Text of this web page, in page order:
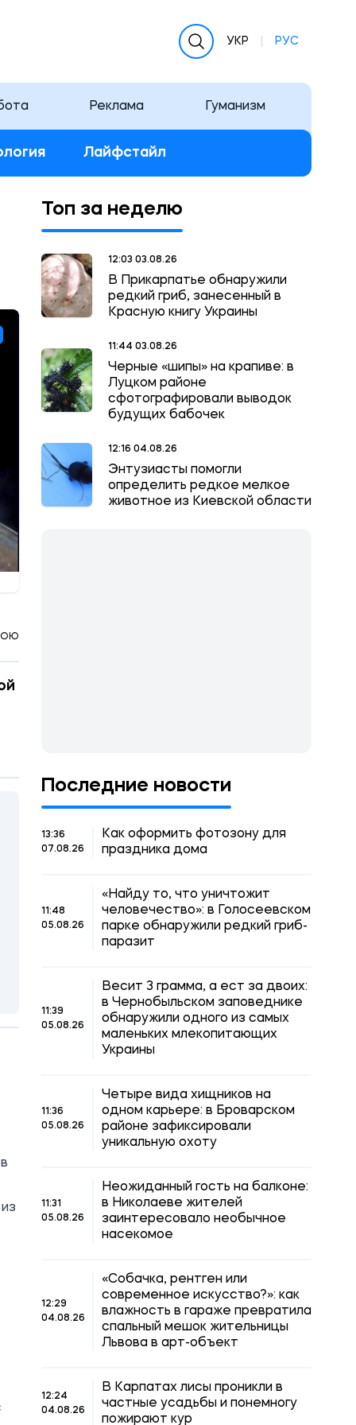
УКР РУС
Реклама Гуманизм
Лайфстайл
Топ за неделю
12:03 03.08.26
В Прикарпатье обнаружили
редкий гриб, занесенный в
Красную книгу Украины
11:44 03.08.26
Черные «шипы» на крапиве: в
Луцком районе
сфотографировали выводок
будущих бабочек
12:16 04.08.26
Энтузиасты помогли
определить редкое мелкое
животное из Киевской области
Последние новости
13:36
07.08.26
Как оформить фотозону для
праздника дома
11:48
05.08.26
«Найду то, что уничтожит
человечество»: в Голосеевском
парке обнаружили редкий гриб-
паразит
11:39
05.08.26
Весит 3 грамма, а ест за двоих:
в Чернобыльском заповеднике
обнаружили одного из самых
маленьких млекопитающих
Украины
11:36
05.08.26
Четыре вида хищников на
одном карьере: в Броварском
районе зафиксировали
уникальную охоту
11:31
05.08.26
Неожиданный гость на балконе:
в Николаеве жителей
заинтересовало необычное
насекомое
12:29
04.08.26
«Собачка, рентген или
современное искусство?»: как
влажность в гараже превратила
спальный мешок жительницы
Львова в арт-объект
12:24
04.08.26
В Карпатах лисы проникли в
частные усадьбы и понемногу
пожирают кур